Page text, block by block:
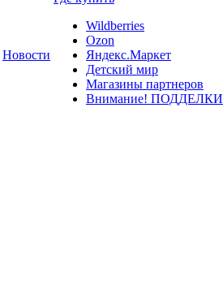
Новости
Wildberries
Ozon
Яндекс.Маркет
Детский мир
Магазины партнеров
Внимание! ПОДДЕЛКИ